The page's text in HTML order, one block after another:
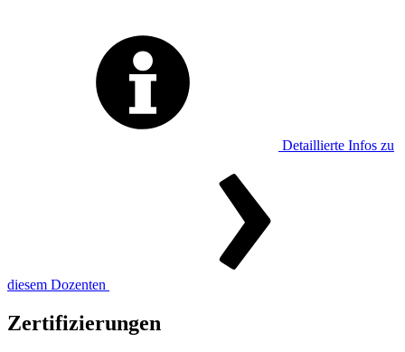
Detaillierte Infos zu
diesem Dozenten
Zertifizierungen